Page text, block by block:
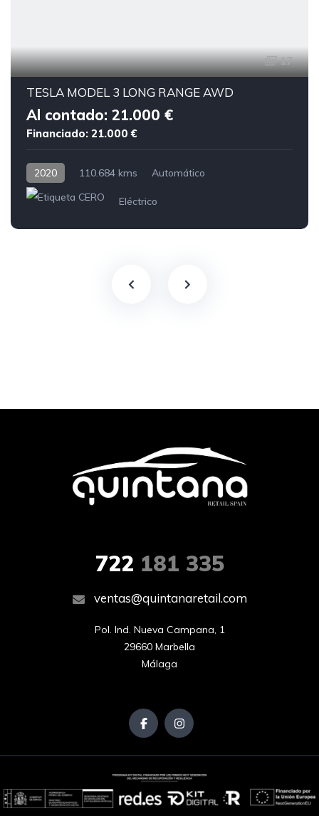
17
TESLA MODEL 3 LONG RANGE AWD
Al contado: 21.000 €
Financiado: 21.000 €
2020 110.684 kms Automático
Eléctrico
722 181 335
ventas@quintanaretail.com
Pol. Ind. Nueva Campana, 1
29660 Marbella
Málaga